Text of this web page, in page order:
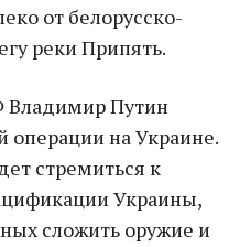
от белорусско-
реки Припять.
Владимир Путин
операции на Украине.
стремиться к
Украины,
сложить оружие и